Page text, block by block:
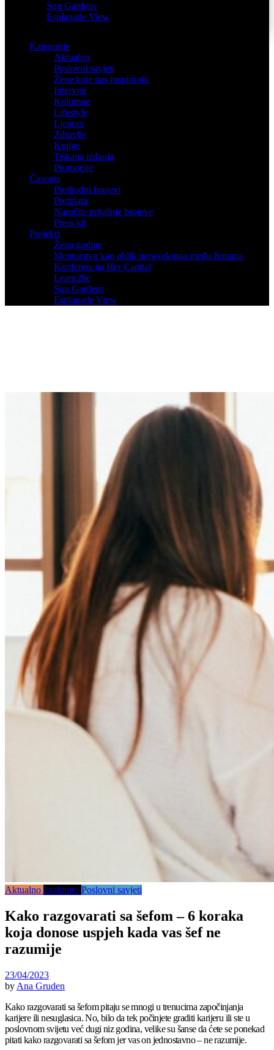
Sun Gardens
Esplanade View
Kategorije
Aktualno
Poslovni savjeti
Žene koje nas inspiriraju
Intervjui
Kolumne
Lifestyle
Ljepota
Zdravlje
Knjige
Tiskana izdanja
Promocije
Časopis
Prethodni brojevi
Pretplata
Naručite prijašnje brojeve
Press kit
Projekti
Žena godine
Mentorstvo kao oblik networkinga među ženama
Konferencija Her Capital
Learn2be
Sun Gardens
Esplanade View
Aktualno Istaknuto Poslovni savjeti
Kako razgovarati sa šefom – 6 koraka
koja donose uspjeh kada vas šef ne
razumije
23/04/2023
by Ana Gruden
Kako razgovarati sa šefom pitaju se mnogi u trenucima započinjanja
karijere ili nesuglasica. No, bilo da tek počinjete graditi karijeru ili ste u
poslovnom svijetu već dugi niz godina, velike su šanse da ćete se ponekad
pitati kako razgovarati sa šefom jer vas on jednostavno – ne razumije.